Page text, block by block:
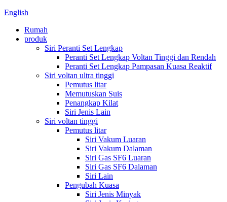
English
Rumah
produk
Siri Peranti Set Lengkap
Peranti Set Lengkap Voltan Tinggi dan Rendah
Peranti Set Lengkap Pampasan Kuasa Reaktif
Siri voltan ultra tinggi
Pemutus litar
Memutuskan Suis
Penangkap Kilat
Siri Jenis Lain
Siri voltan tinggi
Pemutus litar
Siri Vakum Luaran
Siri Vakum Dalaman
Siri Gas SF6 Luaran
Siri Gas SF6 Dalaman
Siri Lain
Pengubah Kuasa
Siri Jenis Minyak